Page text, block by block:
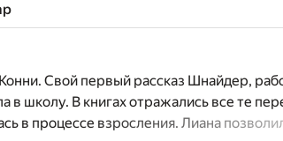
Свой первый рассказ Шнайдер,
в школу. В книгах отражались все те
в процессе взросления. Лиана